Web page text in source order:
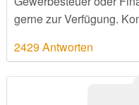
gerne zur Verfügung.
2429 Antworten